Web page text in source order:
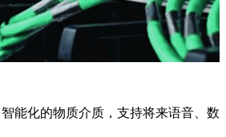
能化的物质介质，支持将来语音、数